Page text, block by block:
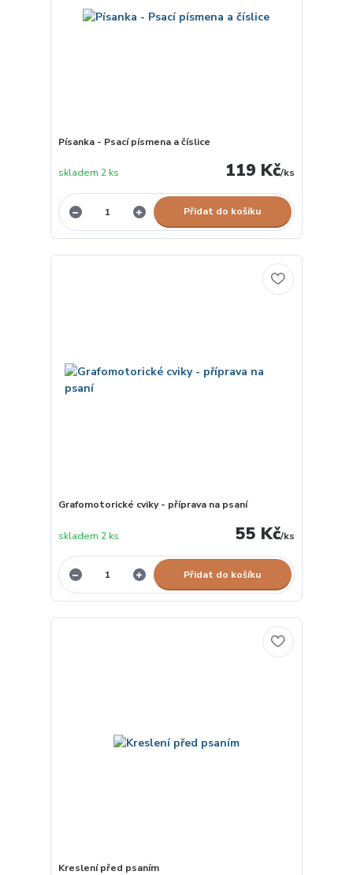
Písanka - Psací písmena a číslice
119 Kč/ks
skladem 2 ks
Přidat do košíku
Grafomotorické cviky - příprava na psaní
55 Kč/ks
skladem 2 ks
Přidat do košíku
Kreslení před psaním